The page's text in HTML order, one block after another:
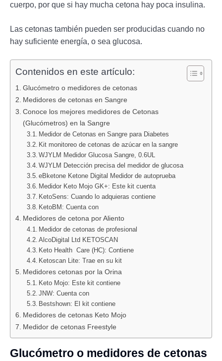
cuerpo, por que si hay mucha cetona hay poca insulina.
Las cetonas también pueden ser producidas cuando no
hay suficiente energía, o sea glucosa.
Contenidos en este artículo:
Glucómetro o medidores de cetonas
Medidores de cetonas en Sangre
Conoce los mejores medidores de Cetonas
(Glucómetros) en la Sangre
Medidor de Cetonas en Sangre para Diabetes
Kit monitoreo de cetonas de azúcar en la sangre
WJYLM Medidor Glucosa Sangre, 0.6UL
WJYLM Detección precisa del medidor de glucosa
eBketone Ketone Digital Medidor de autoprueba
Medidor Keto Mojo GK+: Este kit cuenta
KetoSens: Cuando lo adquieras contiene
KetoBM: Cuenta con
Medidores de cetona por Aliento
Medidor de cetonas de profesional
AlcoDigital Ltd KETOSCAN
Keto Health Care (HC): Contiene
Ketoscan Lite: Trae en su kit
Medidores cetonas por la Orina
Keto Mojo: Este kit contiene
JNW: Cuenta con
Bestshown: El kit contiene
Medidores de cetonas Keto Mojo
Medidor de cetonas Freestyle
Glucómetro o medidores de cetonas